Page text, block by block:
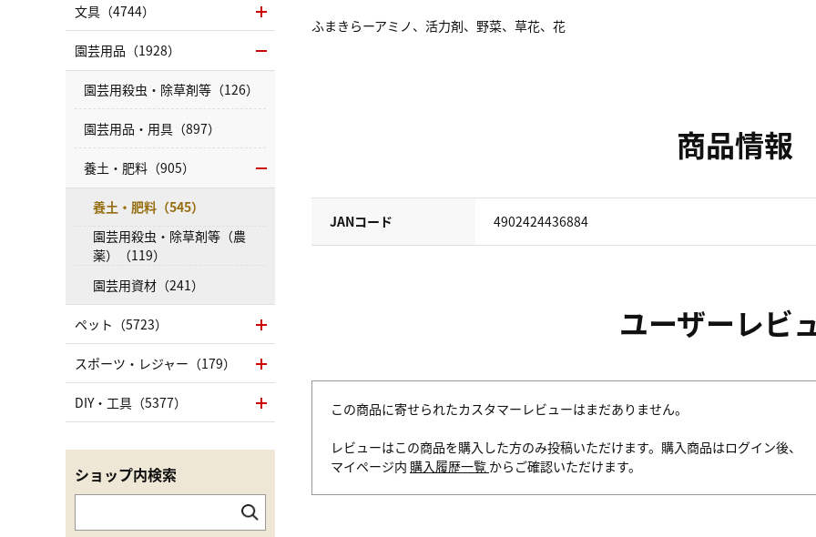
ふまきらーアミノ、活力剤、野菜、草花、花
商品情報
JANコード 4902424436884
ユーザーレビ
この商品に寄せられたカスタマーレビューはまだありません。
レビューはこの商品を購入した方のみ投稿いただけます。購入商品はログイン後、
マイページ内 購入履歴一覧 からご確認いただけます。
文具（4744）
園芸用品（1928）
園芸用殺虫・除草剤等（126）
園芸用品・用具（897）
養土・肥料（905）
養土・肥料（545）
園芸用殺虫・除草剤等（農
薬）（119）
園芸用資材（241）
ペット（5723）
スポーツ・レジャー（179）
DIY・工具（5377）
ショップ内検索